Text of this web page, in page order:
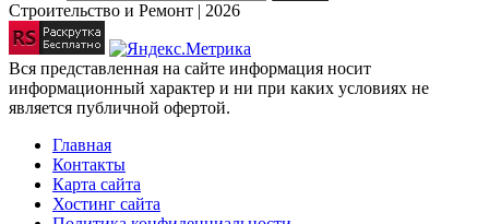
Строительство и Ремонт | 2026
Вся представленная на сайте информация носит
информационный характер и ни при каких условиях не
является публичной офертой.
Главная
Контакты
Карта сайта
Хостинг сайта